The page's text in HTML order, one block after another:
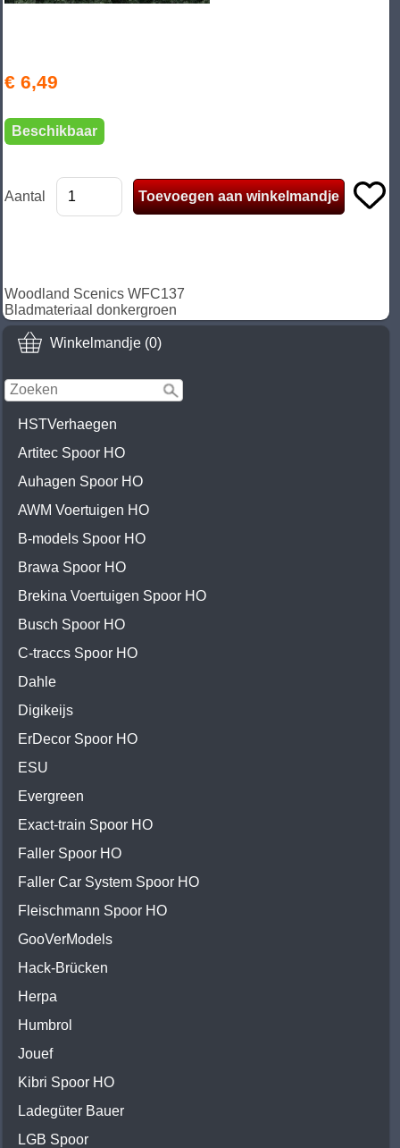
Winkelmandje (0)
HSTVerhaegen
Artitec Spoor HO
Auhagen Spoor HO
AWM Voertuigen HO
B-models Spoor HO
Brawa Spoor HO
Brekina Voertuigen Spoor HO
Busch Spoor HO
C-traccs Spoor HO
Dahle
Digikeijs
ErDecor Spoor HO
ESU
Evergreen
Exact-train Spoor HO
Faller Spoor HO
Faller Car System Spoor HO
Fleischmann Spoor HO
GooVerModels
Hack-Brücken
Herpa
Humbrol
Jouef
Kibri Spoor HO
Ladegüter Bauer
LGB Spoor
€ 6,49
Beschikbaar
Aantal
Woodland Scenics WFC137
Bladmateriaal donkergroen